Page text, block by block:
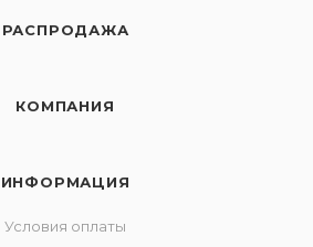
РАСПРОДАЖА
КОМПАНИЯ
ИНФОРМАЦИЯ
Условия оплаты